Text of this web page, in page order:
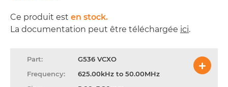
Ce produit est en stock.
La documentation peut être téléchargée ici.
G536 VCXO
625.00kHz to 50.00MHz